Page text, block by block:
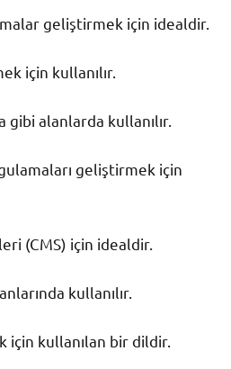
geliştirmek için idealdir.
için kullanılır.
alanlarda kullanılır.
geliştirmek için
(CMS) için idealdir.
kullanılır.
için kullanılan bir dildir.